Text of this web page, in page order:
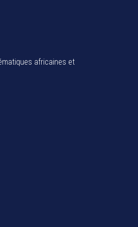
africaines et